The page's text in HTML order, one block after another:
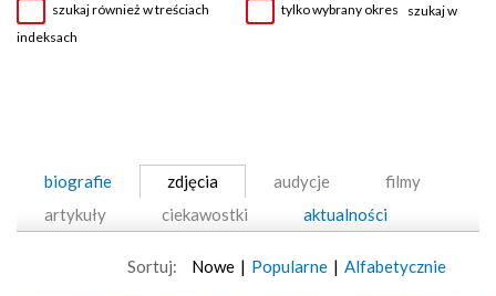
szukaj również w treściach tylko wybrany okres
szukaj w
indeksach
biografie zdjęcia audycje
filmy
artykuły
ciekawostki aktualności
Sortuj: Nowe | Popularne | Alfabetycznie